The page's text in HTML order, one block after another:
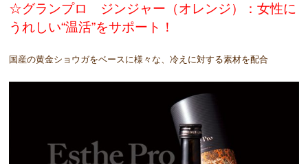
☆グランプロ ジンジャー（オレンジ）：女性に
うれしい“温活”をサポート！
国産の黄金ショウガをベースに様々な、冷えに対する素材を配合